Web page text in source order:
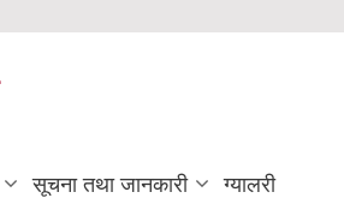
सूचना तथा जानकारी ग्यालरी